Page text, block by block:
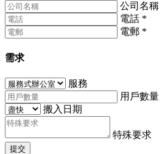
公司名稱
電話 *
電郵 *
需求
服務
用戶數量
搬入日期
特殊要求
提交